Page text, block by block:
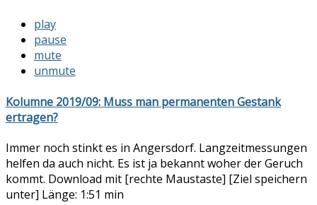
play
pause
mute
unmute
Kolumne 2019/09: Muss man permanenten Gestank
ertragen?
Immer noch stinkt es in Angersdorf. Langzeitmessungen
helfen da auch nicht. Es ist ja bekannt woher der Geruch
kommt. Download mit [rechte Maustaste] [Ziel speichern
unter] Länge: 1:51 min